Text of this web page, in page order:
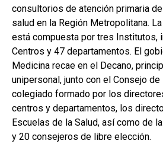
consultorios de atención primaria
salud en la Región Metropolitana.
está compuesta por tres Institutos,
Centros y 47 departamentos. El
Medicina recae en el Decano,
unipersonal, junto con el Consejo de
colegiado formado por los
centros y departamentos, los
Escuelas de la Salud, así como de
y 20 consejeros de libre elección.